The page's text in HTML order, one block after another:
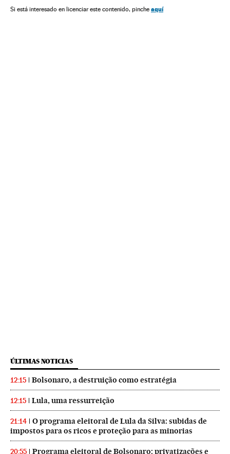
Relações exteriores Sociedade
Si está interesado en licenciar este contenido, pinche aquí
ÚLTIMAS NOTICIAS
12:15 Bolsonaro, a destruição como estratégia
12:15 Lula, uma ressurreição
21:14
O programa eleitoral de Lula da Silva: subidas de
impostos para os ricos e proteção para as minorias
20:55
Programa eleitoral de Bolsonaro: privatizações e